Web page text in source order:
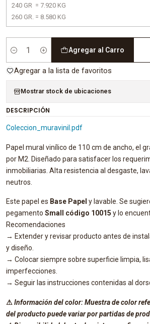
Cantidad
Agregar al Carro
Agregar a la lista de favoritos
Mostrar stock de ubicaciones
DESCRIPCIÓN
Coleccion_muravinil.pdf
Papel mural vinílico de 110 cm de ancho, el
por M2. Diseñado para satisfacer los
inmobiliarias. Alta resistencia al desgaste,
neutros.
Este papel es Base Papel y lavable. Se
pegamento Small código 10015 y lo
Recomendaciones
→ Extender y revisar producto antes de
y diseño.
→ Colocar siempre sobre superficie limpia,
imperfecciones.
→ Seguir las instrucciones contenidas al
⚠ Información del color: Muestra de color
del producto puede variar por partidas de